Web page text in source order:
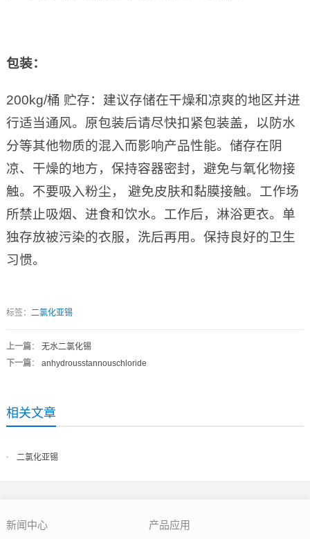
包装：
200kg/桶 贮存：建议存储在干燥和凉爽的地区并进
行适当通风。原包装后请尽快扣紧包装盖，以防水
分等其他物质的混入而影响产品性能。储存在阴
凉、干燥的地方，保持容器密封，避免与氧化物接
触。不要吸入粉尘， 避免皮肤和黏膜接触。工作场
所禁止吸烟、进食和饮水。工作后，淋浴更衣。单
独存放被污染的衣服，洗后再用。保持良好的卫生
习惯。
标签： 二氯化亚锡
上一篇： 无水二氯化锡
下一篇： anhydrousstannouschloride
相关文章
二氯化亚锡
新闻中心 产品应用